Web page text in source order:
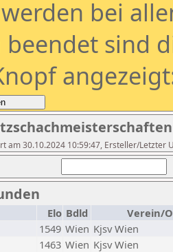
bei
beendet sind
am 30.10.2024 10:59:47, Ersteller/Letzter
Elo Bdld
Verein/
1549 Wien Kjsv Wien
1463 Wien Kjsv Wien